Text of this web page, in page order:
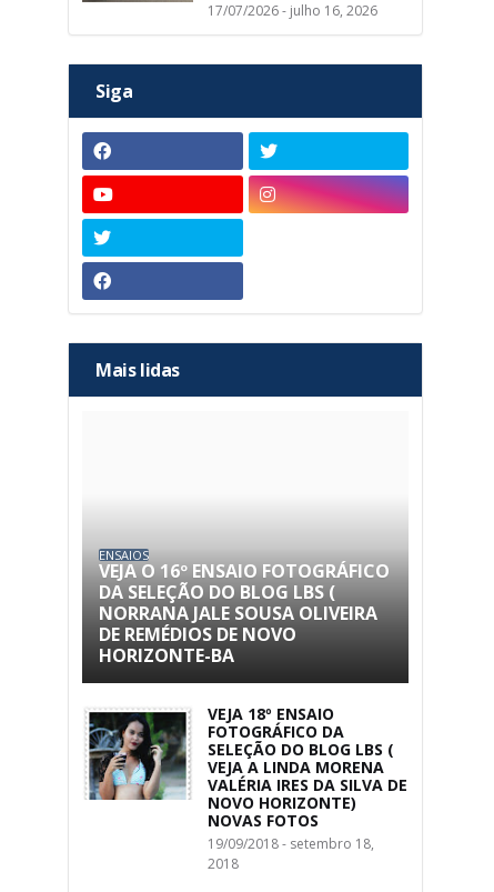
17/07/2026 - julho 16, 2026
Siga
Mais lidas
ENSAIOS
VEJA O 16º ENSAIO FOTOGRÁFICO
DA SELEÇÃO DO BLOG LBS (
NORRANA JALE SOUSA OLIVEIRA
DE REMÉDIOS DE NOVO
HORIZONTE-BA
VEJA 18º ENSAIO
FOTOGRÁFICO DA
SELEÇÃO DO BLOG LBS (
VEJA A LINDA MORENA
VALÉRIA IRES DA SILVA DE
NOVO HORIZONTE)
NOVAS FOTOS
19/09/2018 - setembro 18,
2018